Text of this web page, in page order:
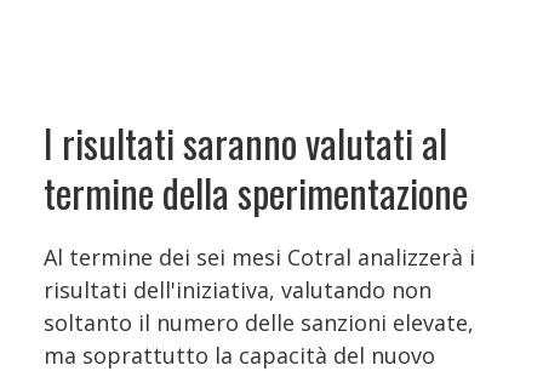
I risultati saranno valutati al
termine della sperimentazione
Al termine dei sei mesi Cotral analizzerà i
risultati dell'iniziativa, valutando non
soltanto il numero delle sanzioni elevate,
ma soprattutto la capacità del nuovo